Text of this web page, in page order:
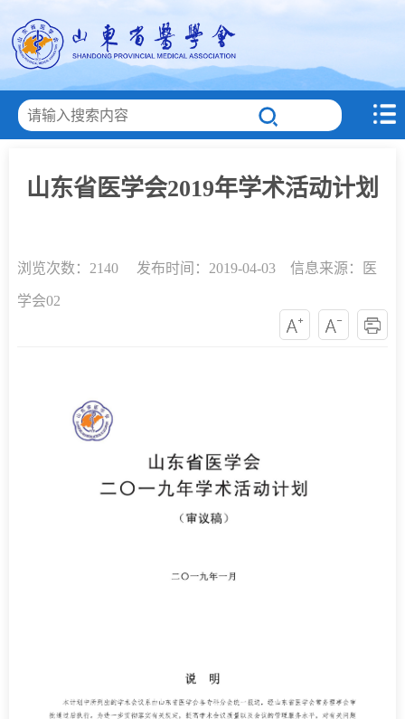
山东省医学会2019年学术活动计划
浏览次数： 2140 发布时间：2019-04-03 信息来源：医
学会02